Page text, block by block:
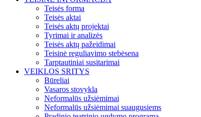
Teisės forma
Teisės aktai
Teisės aktų projektai
Tyrimai ir analizės
Teisės aktų pažeidimai
Teisinė reguliavimo stebėsena
Tarptautiniai susitarimai
VEIKLOS SRITYS
Būreliai
Vasaros stovykla
Neformalūs užsiėmimai
Neformalūs užsiėmimai suaugusiems